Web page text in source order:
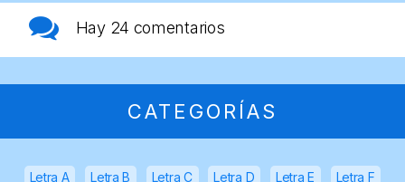
Hay 24 comentarios
CATEGORÍAS
Letra A Letra B Letra C Letra D Letra E Letra F